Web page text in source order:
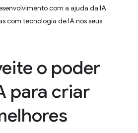
com a ajuda da IA
com tecnologia de IA nos seus
o poder
para criar